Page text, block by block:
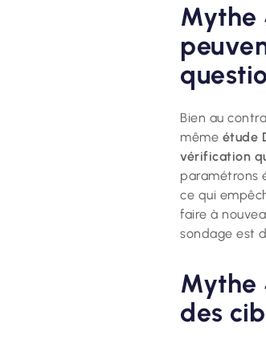
Mythe
Bien au
même étude
vérification
paramétrons
ce qui
faire à
sondage est
Mythe
des